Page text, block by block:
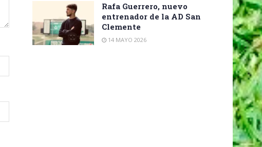
Rafa Guerrero, nuevo
entrenador de la AD San
Clemente
14 MAYO 2026